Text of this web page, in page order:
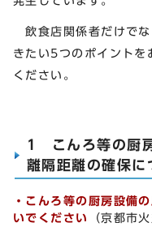
飲食店関係者だけでな
きたい5つのポイントを
ください。
1 こんろ等の厨
離隔距離の確保に
・こんろ等の厨房設備
いでください
（京都市